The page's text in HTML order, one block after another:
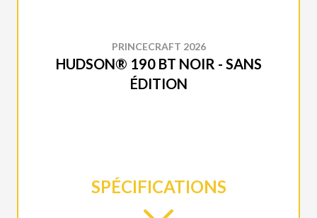
PRINCECRAFT 2026
HUDSON® 190 BT NOIR - SANS
ÉDITION
SPÉCIFICATIONS